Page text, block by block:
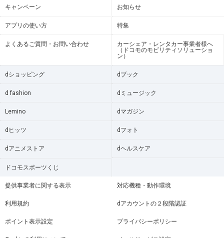
キャンペーン お知らせ
アプリの使い方 特集
よくあるご質問・お問い合わせ
カーシェア・レンタカー事業者様へ
（ドコモのモビリティソリューショ
ン）
dショッピング dブック
d fashion dミュージック
Lemino dマガジン
dヒッツ dフォト
dアニメストア dヘルスケア
ドコモスポーツくじ
提供事業者に関する表示 対応機種・動作環境
利用規約 dアカウントの２段階認証
ポイント表示設定 プライバシーポリシー